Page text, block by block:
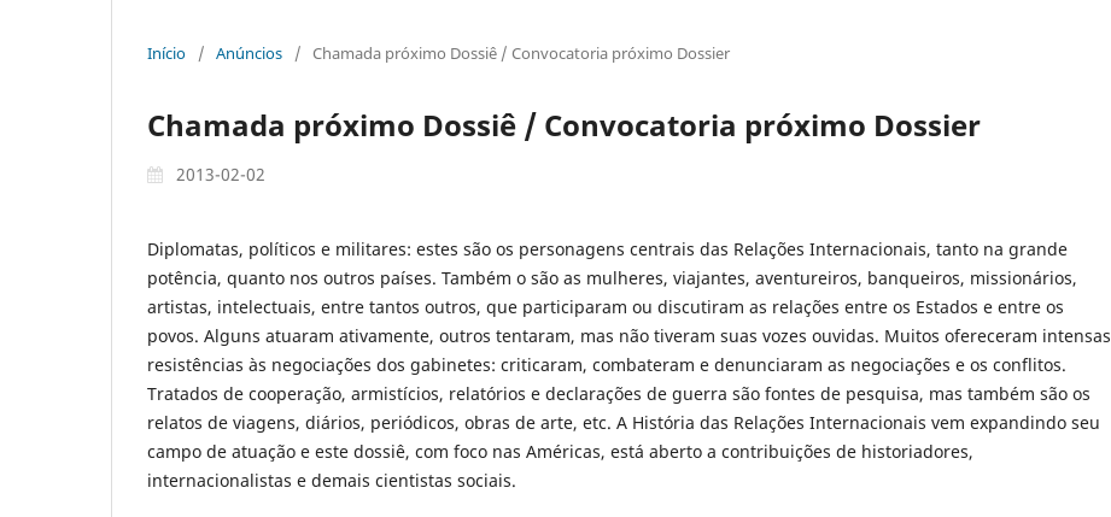
Início / Anúncios / Chamada próximo Dossiê / Convocatoria próximo Dossier
Chamada próximo Dossiê / Convocatoria próximo Dossier
2013-02-02
Diplomatas, políticos e militares: estes são os personagens centrais das Relações Internacionais, tanto na grande
potência, quanto nos outros países. Também o são as mulheres, viajantes, aventureiros, banqueiros, missionários,
artistas, intelectuais, entre tantos outros, que participaram ou discutiram as relações entre os Estados e entre os
povos. Alguns atuaram ativamente, outros tentaram, mas não tiveram suas vozes ouvidas. Muitos ofereceram intensas
resistências às negociações dos gabinetes: criticaram, combateram e denunciaram as negociações e os conflitos.
Tratados de cooperação, armistícios, relatórios e declarações de guerra são fontes de pesquisa, mas também são os
relatos de viagens, diários, periódicos, obras de arte, etc. A História das Relações Internacionais vem expandindo seu
campo de atuação e este dossiê, com foco nas Américas, está aberto a contribuições de historiadores,
internacionalistas e demais cientistas sociais.